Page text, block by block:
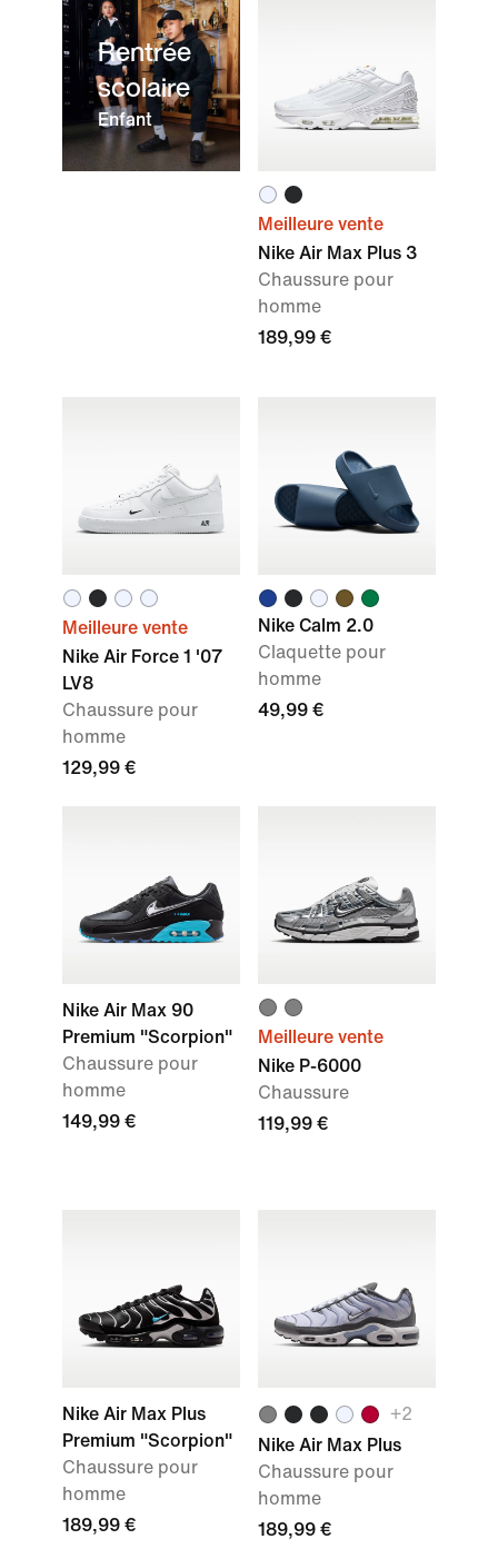
Rentrée
scolaire
Enfant
Meilleure vente
Nike Air Max Plus 3
Chaussure pour
homme
189,99 €
Meilleure vente
Nike Air Force 1 '07
LV8
Chaussure pour
homme
129,99 €
Nike Calm 2.0
Claquette pour
homme
49,99 €
Nike Air Max 90
Premium "Scorpion"
Chaussure pour
homme
149,99 €
Meilleure vente
Nike P-6000
Chaussure
119,99 €
Nike Air Max Plus
Premium "Scorpion"
Chaussure pour
homme
189,99 €
+2
Nike Air Max Plus
Chaussure pour
homme
189,99 €